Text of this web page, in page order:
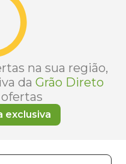
na sua região,
da Grão Direto
exclusiva